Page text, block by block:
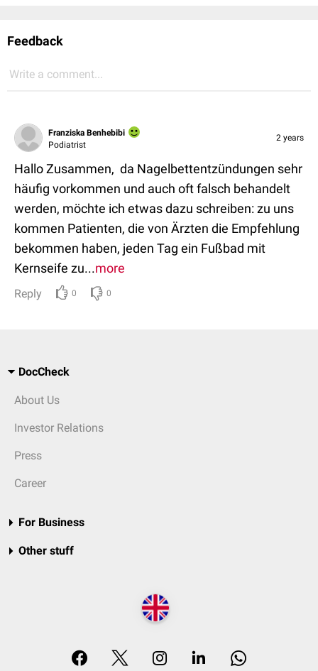
Feedback
Write a comment...
Franziska Benhebibi
Podiatrist
2 years
Hallo Zusammen, da Nagelbettentzündungen sehr
häufig vorkommen und auch oft falsch behandelt
werden, möchte ich etwas dazu schreiben: zu uns
kommen Patienten, die von Ärzten die Empfehlung
bekommen haben, jeden Tag ein Fußbad mit
Kernseife zu...more
Reply 0 0
DocCheck
About Us
Investor Relations
Press
Career
For Business
Other stuff